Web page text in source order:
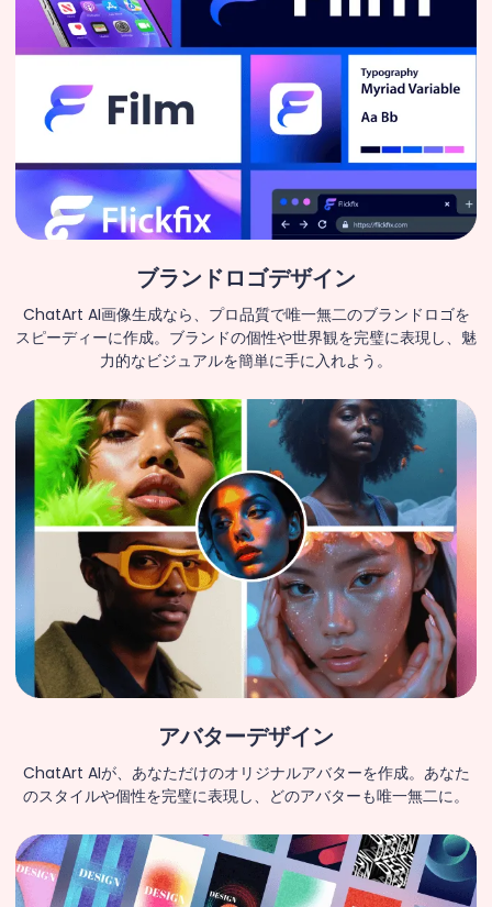
ブランドロゴデザイン
ChatArt AI画像生成なら、プロ品質で唯一無二のブランドロゴを
スピーディーに作成。ブランドの個性や世界観を完璧に表現し、魅
力的なビジュアルを簡単に手に入れよう。
アバターデザイン
ChatArt AIが、あなただけのオリジナルアバターを作成。あなた
のスタイルや個性を完璧に表現し、どのアバターも唯一無二に。